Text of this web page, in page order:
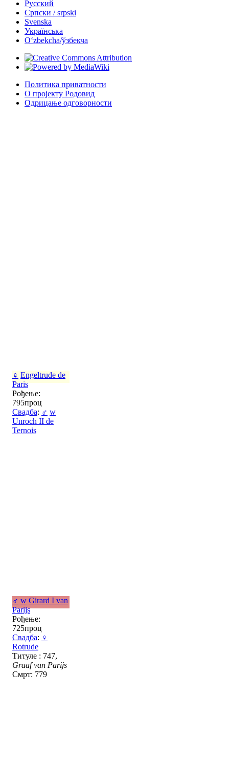
♀ Engeltrude de
Paris
Рођење:
795проц
Свадба: ♂ w
Unroch II de
Ternois
♂ w Girard I van
Parijs
Рођење:
725проц
Свадба: ♀
Rotrude
Титуле : 747,
Graaf van Parijs
Смрт: 779
Русский
Српски / srpski
Svenska
Українська
Oʻzbekcha/ўзбекча
Политика приватности
О пројекту Родовид
Одрицање одговорности